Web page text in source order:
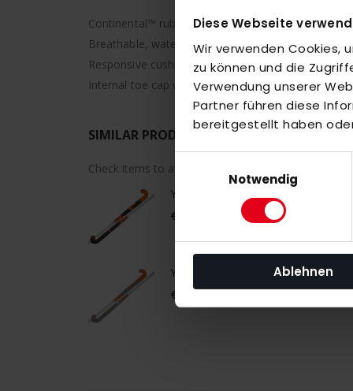
Diese Webseite
Wir verwenden Cookies,
zu können und die
Verwendung unserer
Partner führen diese
bereitgestellt haben
Notwendig
Ablehnen
Continental™ rubber outsole provides great grip in
Breathable, water resistant and quick dry ripstop
Responsive cushioning for a supportive, stable feel.
Internal toe cap with foam cover offers extra
SIMILAR PRODUCTS
Check items to add to the cart or
Y1 YLB X.2 (25/26)
€300.00
Y1 YLB X (25/26)
€400.00